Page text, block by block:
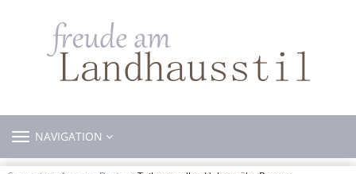
TOGGLE
NAVIGATION